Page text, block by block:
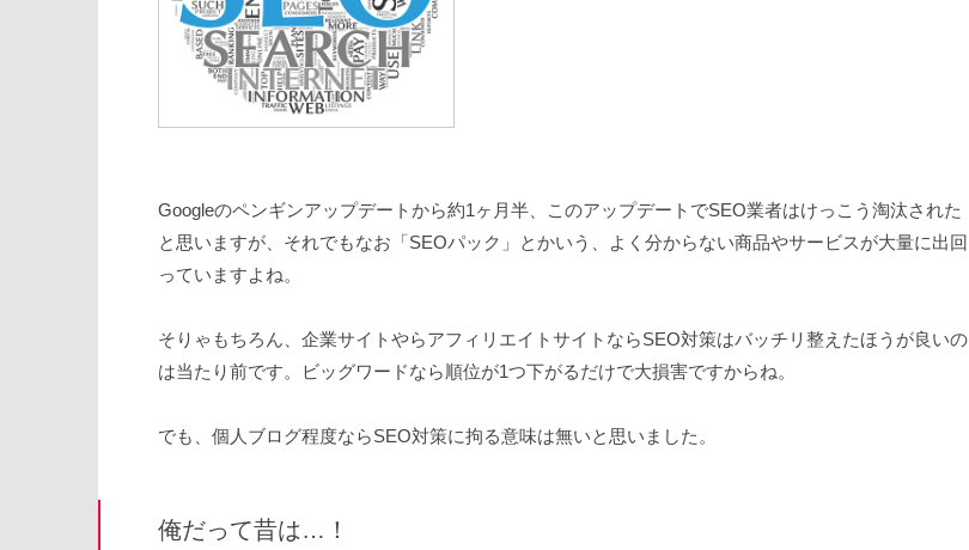
Googleのペンギンアップデートから約1ヶ月半、このアップデートでSEO業者はけっこう淘汰された
と思いますが、それでもなお「SEOパック」とかいう、よく分からない商品やサービスが大量に出回
っていますよね。
そりゃもちろん、企業サイトやらアフィリエイトサイトならSEO対策はバッチリ整えたほうが良いの
は当たり前です。ビッグワードなら順位が1つ下がるだけで大損害ですからね。
でも、個人ブログ程度ならSEO対策に拘る意味は無いと思いました。
俺だって昔は…！